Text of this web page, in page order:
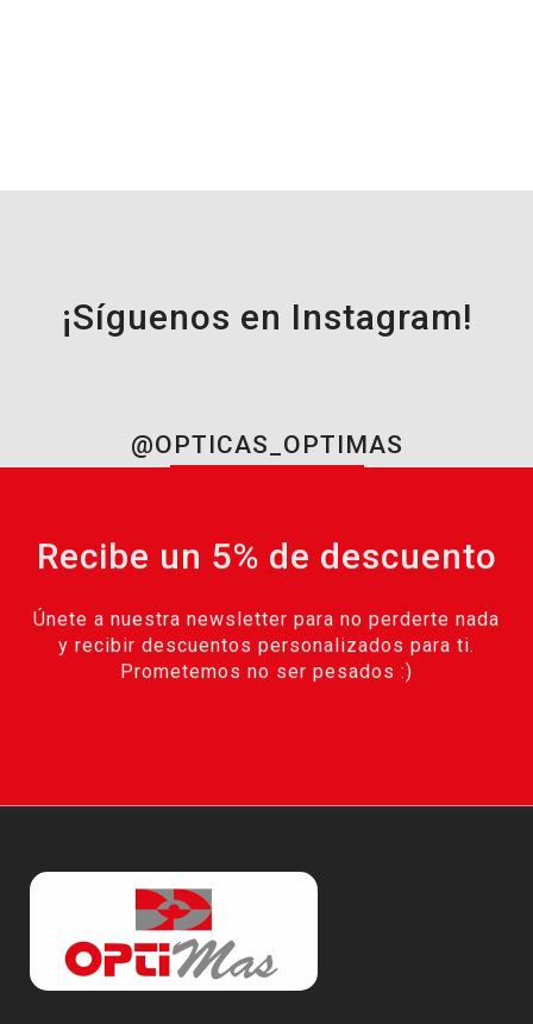
¡Síguenos en Instagram!
@OPTICAS_OPTIMAS
Recibe un 5% de descuento
Únete a nuestra newsletter para no perderte nada
y recibir descuentos personalizados para ti.
Prometemos no ser pesados :)